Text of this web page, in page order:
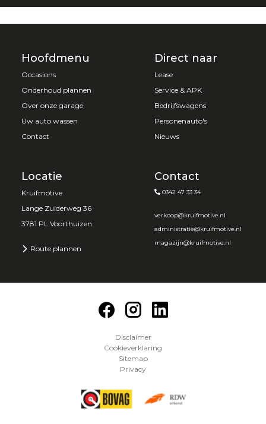
Hoofdmenu
Occasions
Onderhoud plannen
Over onze garage
Uw auto wassen
Contact
Direct naar
Lease
Service & APK
Bedrijfswagens
Personenauto's
Nieuws
Locatie
Kruifmotive
Lange Zuiderweg 36
3781 PL Voorthuizen
Route plannen
Contact
0342 47 33 34
verkoop@kruifmotive.nl
administratie@kruifmotive.nl
magazijn@kruifmotive.nl
Disclaimer
Cookieverklaring
Sitemap
Privacy